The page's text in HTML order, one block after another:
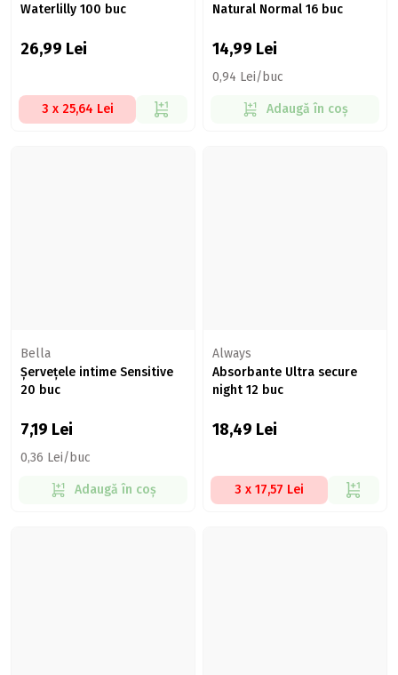
Waterlilly 100 buc
26,99 Lei
3 x 25,64 Lei
Natural Normal 16 buc
14,99 Lei
0,94 Lei/buc
Adaugă în coș
Bella
Șervețele intime Sensitive
20 buc
7,19 Lei
0,36 Lei/buc
Adaugă în coș
Always
Absorbante Ultra secure
night 12 buc
18,49 Lei
3 x 17,57 Lei